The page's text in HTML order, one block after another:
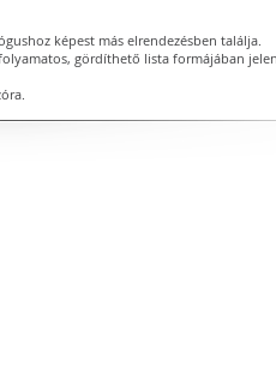
képest más elrendezésben találja.
gördíthető lista formájában